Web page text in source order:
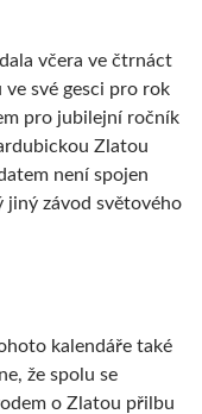
včera ve čtrnáct
své gesci pro rok
pro jubilejní ročník
Zlatou
není spojen
jiný závod světového
kalendáře také
že spolu se
o Zlatou přilbu